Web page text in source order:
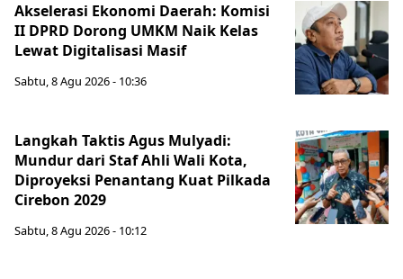
Akselerasi Ekonomi Daerah: Komisi
II DPRD Dorong UMKM Naik Kelas
Lewat Digitalisasi Masif
Sabtu, 8 Agu 2026 - 10:36
Langkah Taktis Agus Mulyadi:
Mundur dari Staf Ahli Wali Kota,
Diproyeksi Penantang Kuat Pilkada
Cirebon 2029
Sabtu, 8 Agu 2026 - 10:12